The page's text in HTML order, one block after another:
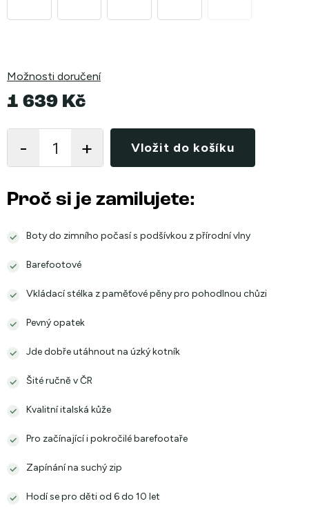
Možnosti doručení
1 639 Kč
cena:
Vložit do košíku
Proč si je zamilujete:
Boty do zimního počasí s podšívkou z přírodní vlny
Barefootové
Vkládací stélka z paměťové pěny pro pohodlnou chůzi
Pevný opatek
Jde dobře utáhnout na úzký kotník
Šité ručně v ČR
Kvalitní italská kůže
Pro začínající i pokročilé barefootaře
Zapínání na suchý zip
Hodí se pro děti od 6 do 10 let